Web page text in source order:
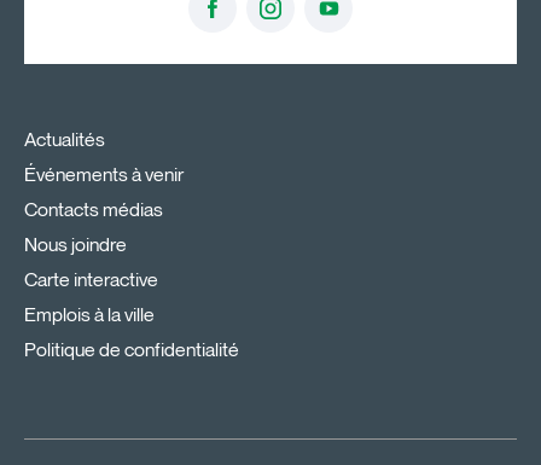
Actualités
Événements à venir
Contacts médias
Nous joindre
Carte interactive
Emplois à la ville
Politique de confidentialité